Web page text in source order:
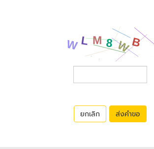
ยกเลิก ส่งคำขอ